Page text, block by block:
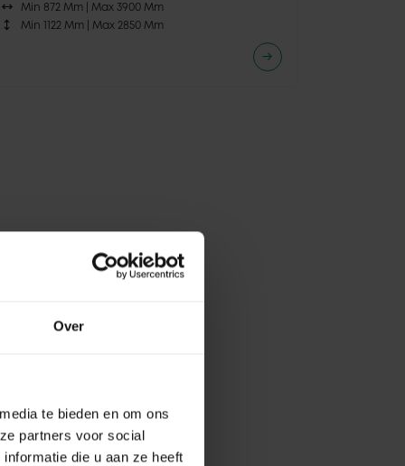
Over
te bieden en om ons
partners voor social
die u aan ze heeft
Min 872 Mm | Max 3900 Mm
Min 1122 Mm | Max 2850 Mm